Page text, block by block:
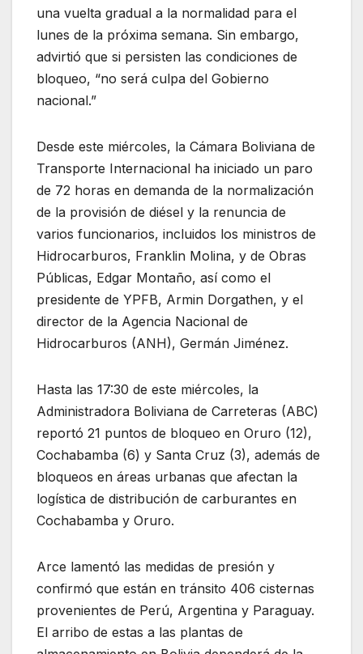
una vuelta gradual a la normalidad para el
lunes de la próxima semana. Sin embargo,
advirtió que si persisten las condiciones de
bloqueo, “no será culpa del Gobierno
nacional.”
Desde este miércoles, la Cámara Boliviana de
Transporte Internacional ha iniciado un paro
de 72 horas en demanda de la normalización
de la provisión de diésel y la renuncia de
varios funcionarios, incluidos los ministros de
Hidrocarburos, Franklin Molina, y de Obras
Públicas, Edgar Montaño, así como el
presidente de YPFB, Armin Dorgathen, y el
director de la Agencia Nacional de
Hidrocarburos (ANH), Germán Jiménez.
Hasta las 17:30 de este miércoles, la
Administradora Boliviana de Carreteras (ABC)
reportó 21 puntos de bloqueo en Oruro (12),
Cochabamba (6) y Santa Cruz (3), además de
bloqueos en áreas urbanas que afectan la
logística de distribución de carburantes en
Cochabamba y Oruro.
Arce lamentó las medidas de presión y
confirmó que están en tránsito 406 cisternas
provenientes de Perú, Argentina y Paraguay.
El arribo de estas a las plantas de